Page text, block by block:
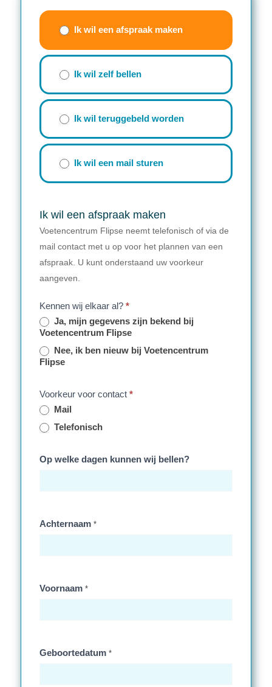
Contactwizzard
(beknopt
formulier)
Ik wil een afspraak maken
Ik wil zelf bellen
Ik wil teruggebeld worden
Ik wil een mail sturen
Ik wil een afspraak maken
Voetencentrum Flipse neemt telefonisch of via de
mail contact met u op voor het plannen van een
afspraak. U kunt onderstaand uw voorkeur
aangeven.
Kennen wij elkaar al? *
Ja, mijn gegevens zijn bekend bij
Voetencentrum Flipse
Nee, ik ben nieuw bij Voetencentrum
Flipse
Voorkeur voor contact *
Mail
Telefonisch
Op welke dagen kunnen wij bellen?
Achternaam *
Voornaam *
Geboortedatum *